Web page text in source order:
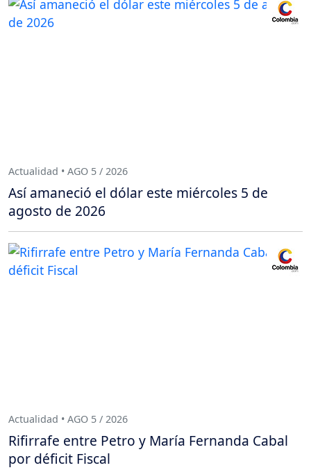
Actualidad • AGO 5 / 2026
Así amaneció el dólar este miércoles 5 de
agosto de 2026
Actualidad • AGO 5 / 2026
Rifirrafe entre Petro y María Fernanda Cabal
por déficit Fiscal